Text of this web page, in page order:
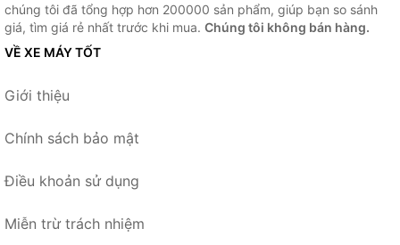
chúng tôi đã tổng hợp hơn 200000 sản phẩm, giúp bạn so sánh
giá, tìm giá rẻ nhất trước khi mua. Chúng tôi không bán hàng.
VỀ XE MÁY TỐT
Giới thiệu
Chính sách bảo mật
Điều khoản sử dụng
Miễn trừ trách nhiệm